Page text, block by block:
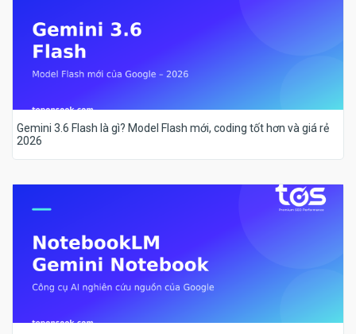
Gemini 3.6 Flash là gì? Model Flash mới, coding tốt hơn và giá rẻ
2026